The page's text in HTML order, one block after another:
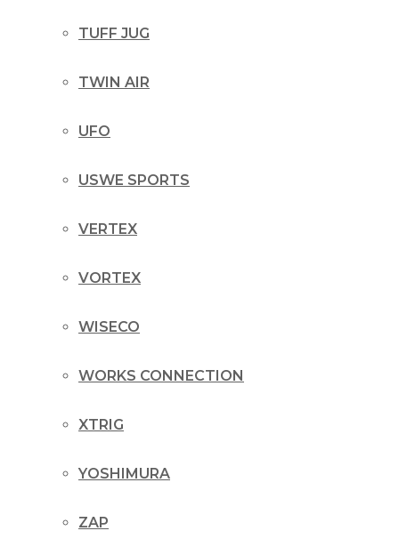
TUFF JUG
TWIN AIR
UFO
USWE SPORTS
VERTEX
VORTEX
WISECO
WORKS CONNECTION
XTRIG
YOSHIMURA
ZAP